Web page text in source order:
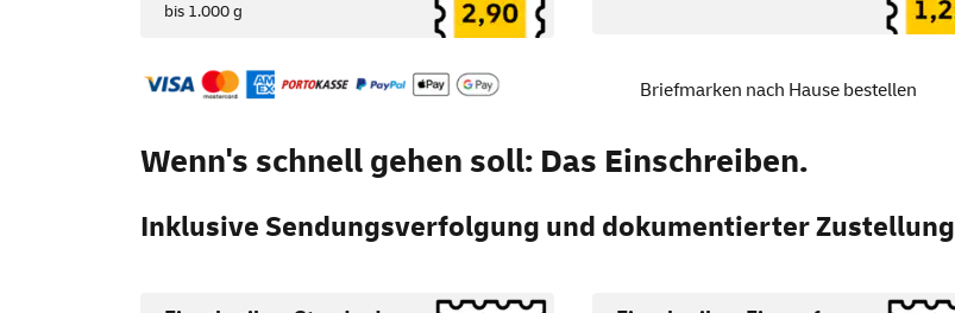
bis 1.000 g
Briefmarken nach Hause bestellen
Wenn's schnell gehen soll: Das Einschreiben.
Inklusive Sendungsverfolgung und dokumentierter Zustellung